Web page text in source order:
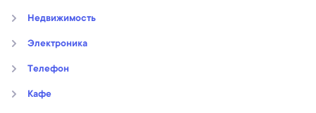
Недвижимость
Электроника
Телефон
Кафе